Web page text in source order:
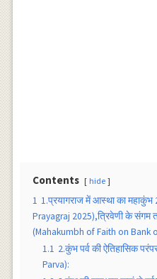
Contents hide
1 1.प्रयागराज में आस्था का
Prayagraj 2025),त्रिवेणी के संगम
(Mahakumbh of Faith on Bank
1.1 2.कुंभ पर्व की ऐतिहासिक
Parva):